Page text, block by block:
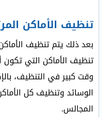
تنظيف الأماكن
بعد ذلك يتم تنظيف
تنظيف الأماكن التي تكون
وقت كبير في التنظيف،
الوسائد وتنظيف كل
المجالس.